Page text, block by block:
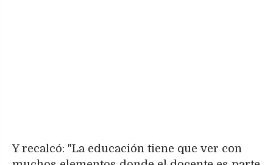
Y recalcó: "La educación tiene que ver con